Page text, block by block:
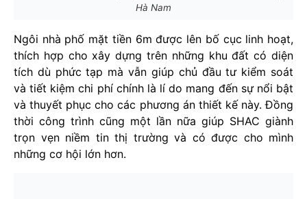
Hà Nam
Ngôi nhà phố mặt tiền 6m được lên bố cục linh hoạt,
thích hợp cho xây dựng trên những khu đất có diện
tích dù phức tạp mà vẫn giúp chủ đầu tư kiểm soát
và tiết kiệm chi phí chính là lí do mang đến sự nổi bật
và thuyết phục cho các phương án thiết kế này. Đồng
thời công trình cũng một lần nữa giúp SHAC giành
trọn vẹn niềm tin thị trường và có được cho mình
những cơ hội lớn hơn.